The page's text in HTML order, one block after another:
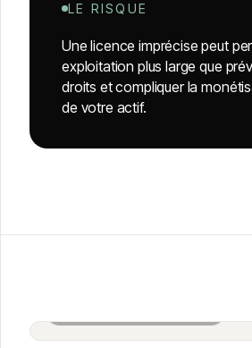
LE RISQUE
Une licence imprécise peut
exploitation plus large que
droits et compliquer la
de votre actif.